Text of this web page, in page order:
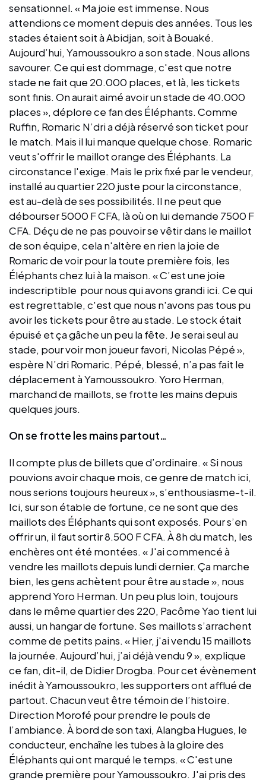
sensationnel. « Ma joie est immense. Nous
attendions ce moment depuis des années. Tous les
stades étaient soit à Abidjan, soit à Bouaké.
Aujourd’hui, Yamoussoukro a son stade. Nous allons
savourer. Ce qui est dommage, c'est que notre
stade ne fait que 20.000 places, et là, les tickets
sont finis. On aurait aimé avoir un stade de 40.000
places », déplore ce fan des Éléphants. Comme
Ruffin, Romaric N’dri a déjà réservé son ticket pour
le match. Mais il lui manque quelque chose. Romaric
veut s'offrir le maillot orange des Éléphants. La
circonstance l'exige. Mais le prix fixé par le vendeur,
installé au quartier 220 juste pour la circonstance,
est au-delà de ses possibilités. Il ne peut que
débourser 5000 F CFA, là où on lui demande 7500 F
CFA. Déçu de ne pas pouvoir se vêtir dans le maillot
de son équipe, cela n'altère en rien la joie de
Romaric de voir pour la toute première fois, les
Éléphants chez lui à la maison. « C’est une joie
indescriptible pour nous qui avons grandi ici. Ce qui
est regrettable, c'est que nous n'avons pas tous pu
avoir les tickets pour être au stade. Le stock était
épuisé et ça gâche un peu la fête. Je serai seul au
stade, pour voir mon joueur favori, Nicolas Pépé »,
espère N’dri Romaric. Pépé, blessé, n’a pas fait le
déplacement à Yamoussoukro. Yoro Herman,
marchand de maillots, se frotte les mains depuis
quelques jours.
On se frotte les mains partout…
Il compte plus de billets que d’ordinaire. « Si nous
pouvions avoir chaque mois, ce genre de match ici,
nous serions toujours heureux », s’enthousiasme-t-il.
Ici, sur son étable de fortune, ce ne sont que des
maillots des Éléphants qui sont exposés. Pour s’en
offrir un, il faut sortir 8.500 F CFA. À 8h du match, les
enchères ont été montées. « J'ai commencé à
vendre les maillots depuis lundi dernier. Ça marche
bien, les gens achètent pour être au stade », nous
apprend Yoro Herman. Un peu plus loin, toujours
dans le même quartier des 220, Pacôme Yao tient lui
aussi, un hangar de fortune. Ses maillots s’arrachent
comme de petits pains. « Hier, j'ai vendu 15 maillots
la journée. Aujourd’hui, j’ai déjà vendu 9 », explique
ce fan, dit-il, de Didier Drogba. Pour cet évènement
inédit à Yamoussoukro, les supporters ont afflué de
partout. Chacun veut être témoin de l’histoire.
Direction Morofé pour prendre le pouls de
l’ambiance. À bord de son taxi, Alangba Hugues, le
conducteur, enchaîne les tubes à la gloire des
Éléphants qui ont marqué le temps. « C'est une
grande première pour Yamoussoukro. J'ai pris des